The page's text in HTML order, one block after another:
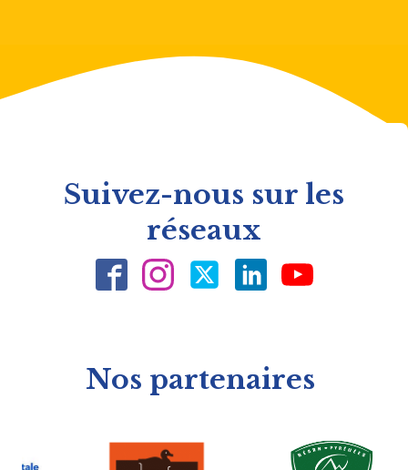
Suivez-nous sur les
réseaux
Nos partenaires